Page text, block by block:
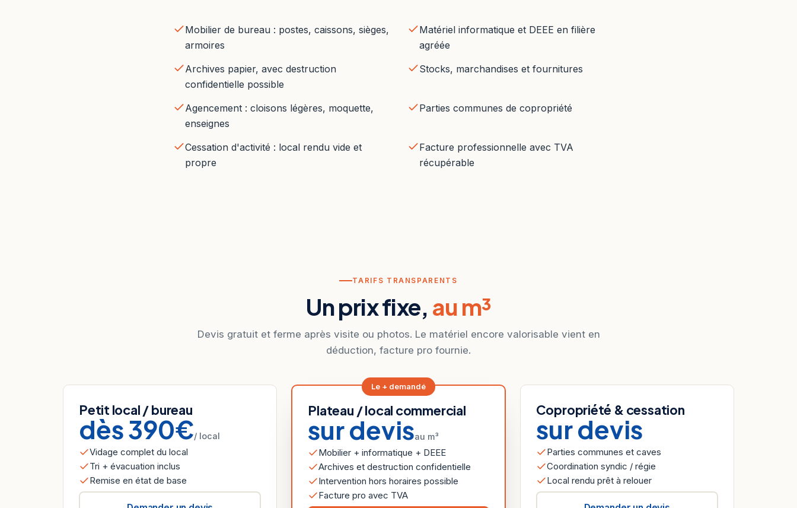
Mobilier de bureau : postes, caissons, sièges,
armoires
Matériel informatique et DEEE en filière
agréée
Archives papier, avec destruction
confidentielle possible
Stocks, marchandises et fournitures
Agencement : cloisons légères, moquette,
enseignes
Parties communes de copropriété
Cessation d'activité : local rendu vide et
propre
Facture professionnelle avec TVA
récupérable
TARIFS TRANSPARENTS
Un prix fixe, au m³
Devis gratuit et ferme après visite ou photos. Le matériel encore valorisable vient en
déduction, facture pro fournie.
Petit local / bureau
dès 390€/ local
Vidage complet du local
Tri + évacuation inclus
Remise en état de base
Le + demandé
Plateau / local commercial
sur devisau m³
Mobilier + informatique + DEEE
Archives et destruction confidentielle
Intervention hors horaires possible
Facture pro avec TVA
Copropriété & cessation
sur devis
Parties communes et caves
Coordination syndic / régie
Local rendu prêt à relouer